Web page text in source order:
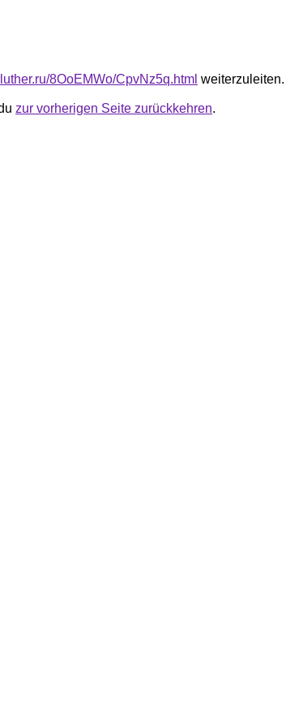
8OoEMWo/CpvNz5q.html weiterzuleiten.
zur vorherigen Seite zurückkehren.